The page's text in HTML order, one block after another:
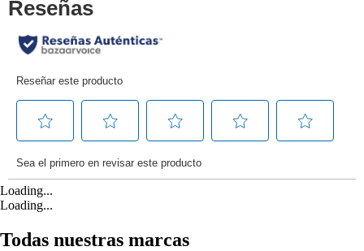
Loading...
Loading...
Todas nuestras marcas